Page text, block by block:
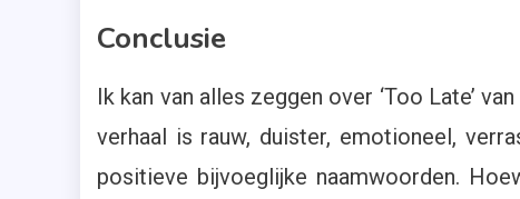
Conclusie
Ik kan van alles zeggen over ‘Too Late’
verhaal is rauw, duister, emotioneel,
positieve bijvoeglijke naamwoorden.